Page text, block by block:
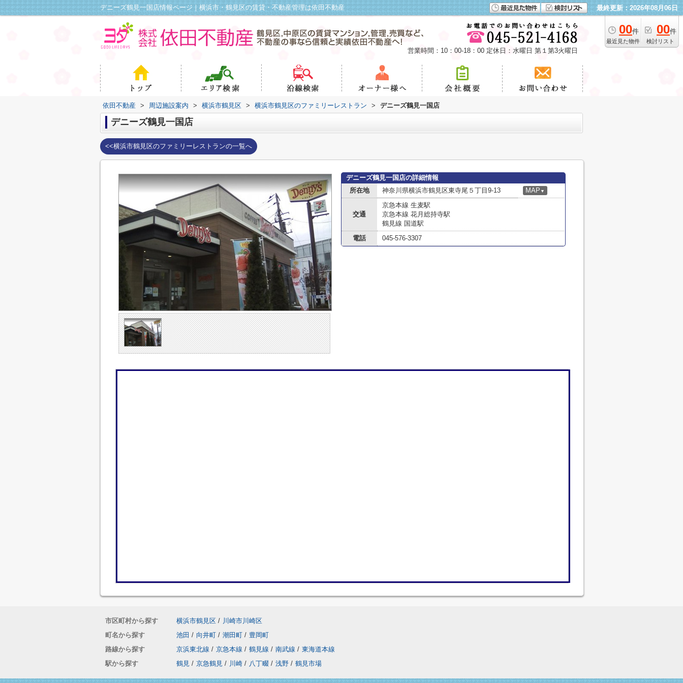
デニーズ鶴見一国店情報ページ｜横浜市・鶴見区の賃貸・不動産管理は依田不動産 最終更新：2026年08月06日
00件
最近見た物件
00件
検討リスト
営業時間：10：00-18：00 定休日：水曜日 第１第3火曜日
依田不動産 > 周辺施設案内 > 横浜市鶴見区 > 横浜市鶴見区のファミリーレストラン > デニーズ鶴見一国店
デニーズ鶴見一国店
<<横浜市鶴見区のファミリーレストランの一覧へ
デニーズ鶴見一国店の詳細情報
所在地
神奈川県横浜市鶴見区東寺尾５丁目9-13 MAP ▼
交通
京急本線 生麦駅
京急本線 花月総持寺駅
鶴見線 国道駅
電話
045-576-3307
市区町村から探す 横浜市鶴見区 / 川崎市川崎区
町名から探す
池田 / 向井町 / 潮田町 / 豊岡町
路線から探す
京浜東北線 / 京急本線 / 鶴見線 / 南武線 / 東海道本線
駅から探す
鶴見 / 京急鶴見 / 川崎 / 八丁畷 / 浅野 / 鶴見市場